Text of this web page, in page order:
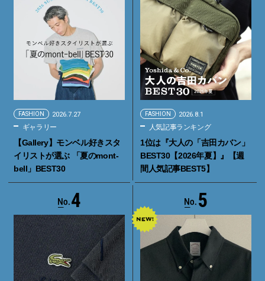
FASHION 2026.7.27
ギャラリー
【Gallery】モンベル好きスタ
イリストが選ぶ 「夏のmont-
bell」BEST30
FASHION 2026.8.1
人気記事ランキング
1位は『大人の「吉田カバン」
BEST30【2026年夏】』【週
間人気記事BEST5】
4 5